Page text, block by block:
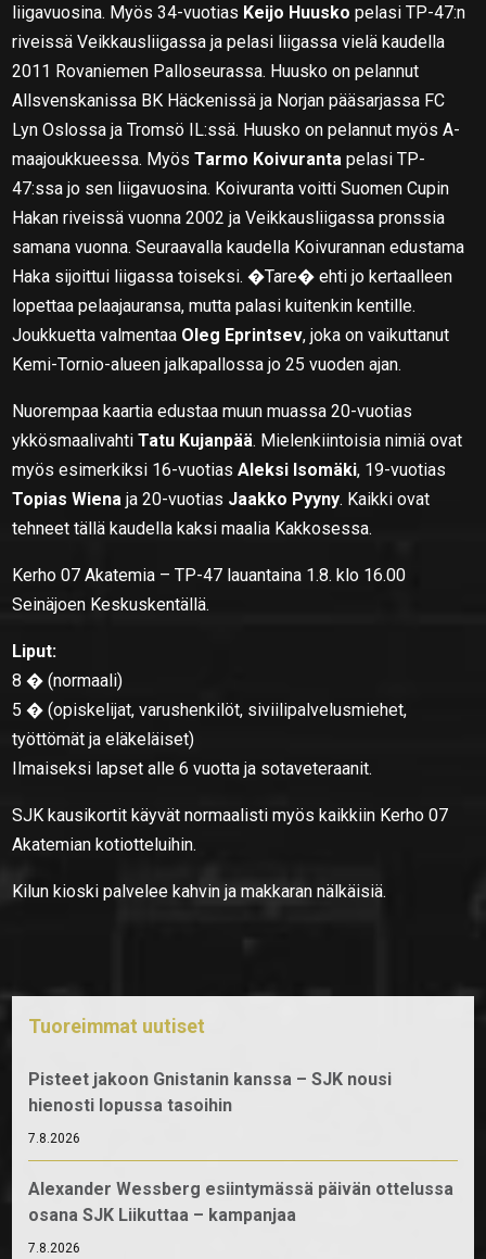
liigavuosina. Myös 34-vuotias Keijo Huusko pelasi TP-47:n
riveissä Veikkausliigassa ja pelasi liigassa vielä kaudella
2011 Rovaniemen Palloseurassa. Huusko on pelannut
Allsvenskanissa BK Häckenissä ja Norjan pääsarjassa FC
Lyn Oslossa ja Tromsö IL:ssä. Huusko on pelannut myös A-
maajoukkueessa. MyösTarmo Koivuranta pelasi TP-
47:ssa jo sen liigavuosina. Koivuranta voitti Suomen Cupin
Hakan riveissä vuonna 2002 ja Veikkausliigassa pronssia
samana vuonna. Seuraavalla kaudella Koivurannan edustama
Haka sijoittui liigassa toiseksi. �Tare� ehti jo kertaalleen
lopettaa pelaajauransa, mutta palasi kuitenkin kentille.
Joukkuetta valmentaa Oleg Eprintsev, joka on vaikuttanut
Kemi-Tornio-alueen jalkapallossa jo 25 vuoden ajan.
Nuorempaa kaartia edustaa muun muassa 20-vuotias
ykkösmaalivahtiTatu Kujanpää. Mielenkiintoisia nimiä ovat
myös esimerkiksi 16-vuotiasAleksi Isomäki, 19-vuotias
Topias Wiena ja 20-vuotias Jaakko Pyyny. Kaikki ovat
tehneet tällä kaudella kaksi maalia Kakkosessa.
Kerho 07 Akatemia – TP-47 lauantaina 1.8. klo 16.00
Seinäjoen Keskuskentällä.
Liput:
8 � (normaali)
5 � (opiskelijat, varushenkilöt, siviilipalvelusmiehet,
työttömät ja eläkeläiset)
Ilmaiseksi lapset alle 6 vuotta ja sotaveteraanit.
SJK kausikortit käyvät normaalisti myös kaikkiin Kerho 07
Akatemian kotiotteluihin.
Kilun kioski palvelee kahvin ja makkaran nälkäisiä.
Tuoreimmat uutiset
Pisteet jakoon Gnistanin kanssa – SJK nousi
hienosti lopussa tasoihin
7.8.2026
Alexander Wessberg esiintymässä päivän ottelussa
osana SJK Liikuttaa – kampanjaa
7.8.2026